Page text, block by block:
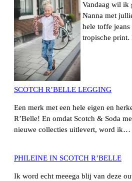
Vandaag wil ik
Nanna met
hele toffe jeans
tropische
SCOTCH R’BELLE LEGGING
Een merk met een hele eigen en
R’Belle! En omdat Scotch & Soda
nieuwe collecties uitlevert, word ik…
PHILEINE IN SCOTCH R’BELLE
Ik word echt meeega blij van deze